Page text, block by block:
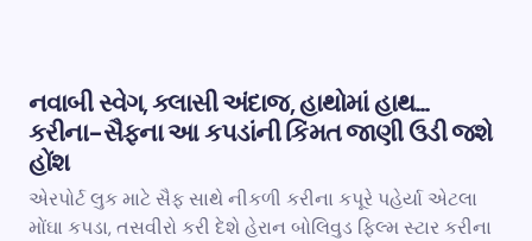
નવાબી સ્વેગ, ક્લાસી અંદાજ, હાથોમાં હાથ…
કરીના-સૈફના આ કપડાંની કિંમત જાણી ઉડી જશે
હોંશ
એરપોર્ટ લુક માટે સૈફ સાથે નીકળી કરીના કપૂરે પહેર્યા એટલા
મોંઘા કપડા, તસવીરો કરી દેશે હેરાન બોલિવુડ ફિલ્મ સ્ટાર કરીના